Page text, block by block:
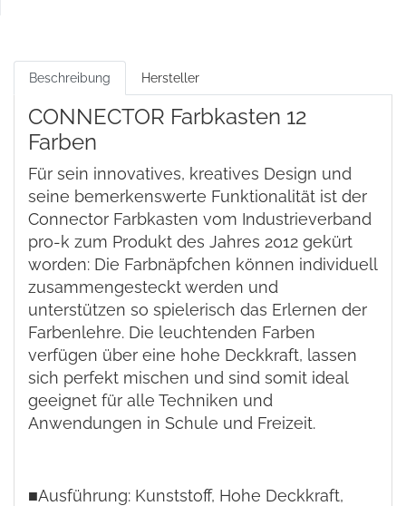
Beschreibung Hersteller
CONNECTOR Farbkasten 12
Farben
Für sein innovatives, kreatives Design und
seine bemerkenswerte Funktionalität ist der
Connector Farbkasten vom Industrieverband
pro-k zum Produkt des Jahres 2012 gekürt
worden: Die Farbnäpfchen können individuell
zusammengesteckt werden und
unterstützen so spielerisch das Erlernen der
Farbenlehre. Die leuchtenden Farben
verfügen über eine hohe Deckkraft, lassen
sich perfekt mischen und sind somit ideal
geeignet für alle Techniken und
Anwendungen in Schule und Freizeit.
■Ausführung: Kunststoff, Hohe Deckkraft,